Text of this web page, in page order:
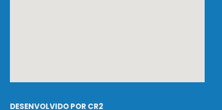
DESENVOLVIDO POR CR2